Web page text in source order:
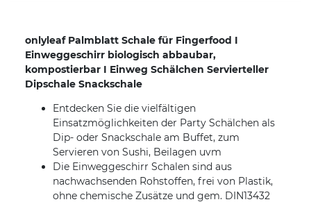
onlyleaf Palmblatt Schale für Fingerfood I
Einweggeschirr biologisch abbaubar,
kompostierbar I Einweg Schälchen Servierteller
Dipschale Snackschale
Entdecken Sie die vielfältigen
Einsatzmöglichkeiten der Party Schälchen als
Dip- oder Snackschale am Buffet, zum
Servieren von Sushi, Beilagen uvm
Die Einweggeschirr Schalen sind aus
nachwachsenden Rohstoffen, frei von Plastik,
ohne chemische Zusätze und gem. DIN13432